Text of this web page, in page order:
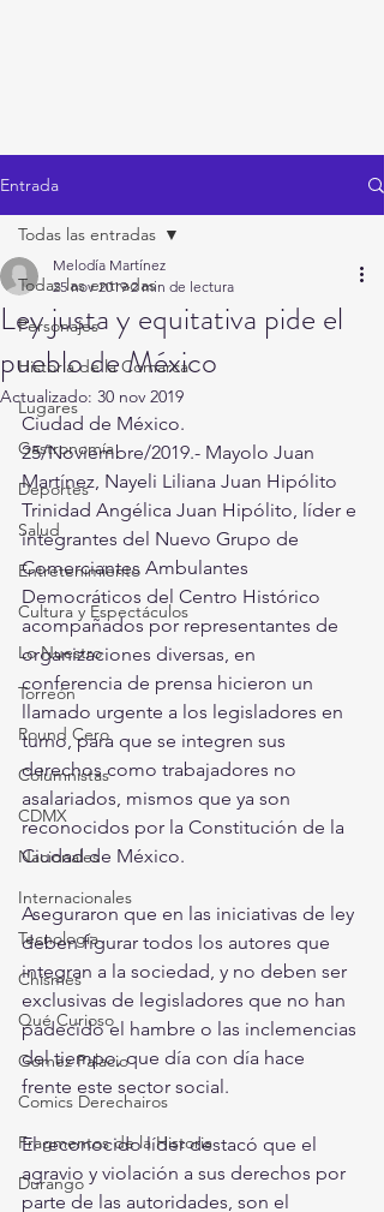
Entrada
Todas las entradas
Personajes
Historia de la Comarca
Lugares
Gastronomía
Deportes
Salud
Entretenimiento
Cultura y Espectáculos
Lo Nuestro
Torreón
Round Cero
Columnistas
CDMX
Nacionales
Internacionales
Tecnología
Chismes
Qué Curioso
Gómez Palacio
Comics Derechairos
Fragmentos de la Historia
Durango
Todas las entradas
Ley justa y equitativa pide el
pueblo de México
Melodía Martínez
25 nov 2019 2 min de lectura
Actualizado: 30 nov 2019
Ciudad de México.
25/Noviembre/2019.- Mayolo Juan
Martínez, Nayeli Liliana Juan Hipólito
Trinidad Angélica Juan Hipólito, líder e
integrantes del Nuevo Grupo de
Comerciantes Ambulantes
Democráticos del Centro Histórico
acompañados por representantes de
organizaciones diversas, en
conferencia de prensa hicieron un
llamado urgente a los legisladores en
turno, para que se integren sus
derechos como trabajadores no
asalariados, mismos que ya son
reconocidos por la Constitución de la
Ciudad de México.
Aseguraron que en las iniciativas de ley
deben figurar todos los autores que
integran a la sociedad, y no deben ser
exclusivas de legisladores que no han
padecido el hambre o las inclemencias
del tiempo, que día con día hace
frente este sector social.
El reconocido líder destacó que el
agravio y violación a sus derechos por
parte de las autoridades, son el